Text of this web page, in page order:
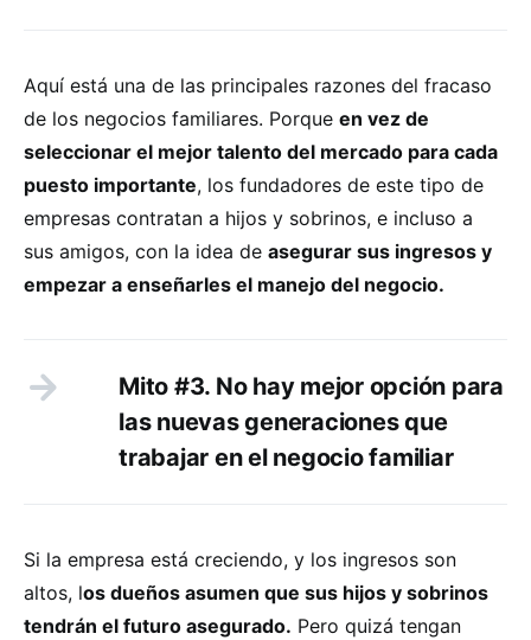
Aquí está una de las principales razones del fracaso
de los negocios familiares. Porque en vez de
seleccionar el mejor talento del mercado para cada
puesto importante, los fundadores de este tipo de
empresas contratan a hijos y sobrinos, e incluso a
sus amigos, con la idea de asegurar sus ingresos y
empezar a enseñarles el manejo del negocio.
Mito #3. No hay mejor opción para
las nuevas generaciones que
trabajar en el negocio familiar
Si la empresa está creciendo, y los ingresos son
altos, los dueños asumen que sus hijos y sobrinos
tendrán el futuro asegurado. Pero quizá tengan